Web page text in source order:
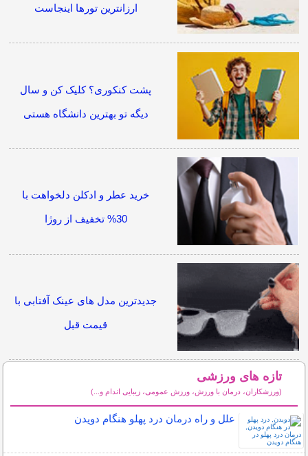
ارزانترین تورها اینجاست
پشت کنکوری؟ کلیک کن و سال
دیگه تو بهترین دانشگاه هستی
خرید عطر و ادکلن دلخواهت با
30% تخفیف از روژا
جدیدترین مدل های عینک آفتابی با
قیمت قبل
تازه های ورزشی
(ورزشکاران، درمان با ورزش، ورزش عمومی، زیبایی اندام و...)
علل و راه درمان درد پهلو هنگام دویدن